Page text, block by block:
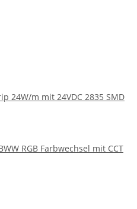
24W/m mit 24VDC 2835 SMD